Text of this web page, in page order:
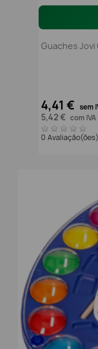
Guaches Jovi
4,41 € sem
5,42 € com IVA
0 Avaliação(ões)